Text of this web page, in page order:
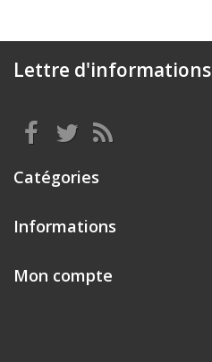
Lettre d'informations
Catégories
Informations
Mon compte